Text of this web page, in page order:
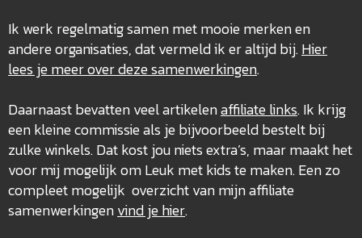
Ik werk regelmatig samen met mooie merken en
andere organisaties, dat vermeld ik er altijd bij.Hier
lees je meer over dezesamenwerkingen.
Daarnaast bevatten veel artikelenaffiliate links. Ik krijg
een kleine commissie als je bijvoorbeeld bestelt bij
zulke winkels. Dat kost jou niets extra’s, maar maakt het
voor mij mogelijk om Leuk met kids te maken. Een zo
compleet mogelijk overzicht van mijn affiliate
samenwerkingenvind je hier.